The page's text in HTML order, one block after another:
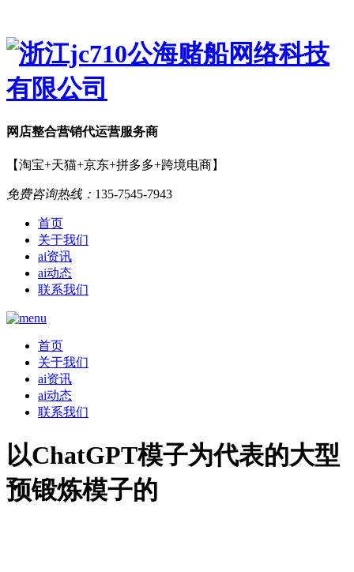
网店整合营销代运营服务商
【淘宝+天猫+京东+拼多多+跨境电商】
免费咨询热线： 135-7545-7943
首页
关于我们
ai资讯
ai动态
联系我们
首页
关于我们
ai资讯
ai动态
联系我们
以ChatGPT模子为代表的大型
预锻炼模子的